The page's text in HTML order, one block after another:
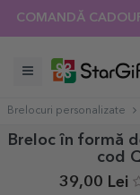
COMANDĂ
Brelocuri personalizate
Breloc în formă
cod
39,00 Lei